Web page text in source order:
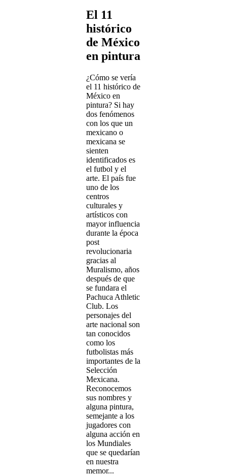
El 11
histórico
de México
en pintura
¿Cómo se vería
el 11 histórico de
México en
pintura? Si hay
dos fenómenos
con los que un
mexicano o
mexicana se
sienten
identificados es
el futbol y el
arte. El país fue
uno de los
centros
culturales y
artísticos con
mayor influencia
durante la época
post
revolucionaria
gracias al
Muralismo, años
después de que
se fundara el
Pachuca Athletic
Club. Los
personajes del
arte nacional son
tan conocidos
como los
futbolistas más
importantes de la
Selección
Mexicana.
Reconocemos
sus nombres y
alguna pintura,
semejante a los
jugadores con
alguna acción en
los Mundiales
que se quedarían
en nuestra
memor...